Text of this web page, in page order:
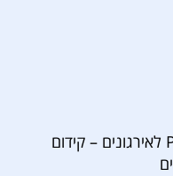
הרצאות של ד”ר איתן לוי PhD לאירגונים – קידום